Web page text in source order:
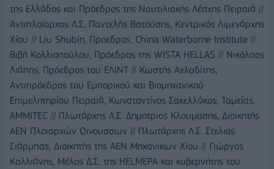
της Ελλάδος και Πρόεδρος της Ναυτιλιακής Λέσχης Πειραιά //
Αντιπλοίαρχος Λ.Σ. Παντελής Βατούσης, Κεντρικός Λιμενάρχης
Χίου // Liu Shubin, Προεδρος, China Waterborne Institute //
Βιβή Κολλιοπούλου, Πρόεδρος της WISTA HELLAS // Νικόλαος
Λιάπης, Πρόεδρος του ΕΛΙΝΤ // Κωστής Αχλαδίτης,
Αντιπρόεδρος του Εμπορικού και Βιομηχανικού
Επιμελητηρίου Πειραιά, Κωνσταντίνος Σακελλάκος, Ταμείας,
AMMITEC // Πλωτάρχης Λ.Σ. Δημητριος Κλουμασης, Διοικητής
ΑΕΝ Πλοιαρχών Οινουσσων // Πλωτάρχης Λ.Σ. Στελιος
Σιάρμπας, Διοικητής της ΑΕΝ Μηχανικων Χίου // Γιώργος
Καλλιάνης, Μέλος Δ.Σ. της HELMEPA και κυβερνήτης του